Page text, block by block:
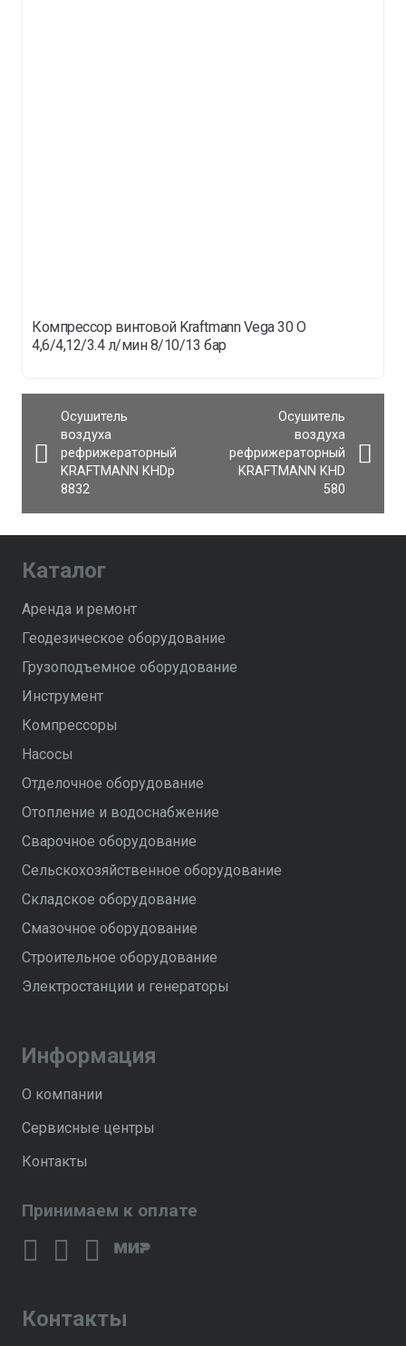
Компрессор винтовой Kraftmann Vega 30 O
4,6/4,12/3.4 л/мин 8/10/13 бар
Осушитель
воздуха
рефрижераторный
KRAFTMANN KHDp
8832
Осушитель
воздуха
рефрижераторный
KRAFTMANN KHD
580
Каталог
Аренда и ремонт
Геодезическое оборудование
Грузоподъемное оборудование
Инструмент
Компрессоры
Насосы
Отделочное оборудование
Отопление и водоснабжение
Сварочное оборудование
Сельскохозяйственное оборудование
Складское оборудование
Смазочное оборудование
Строительное оборудование
Электростанции и генераторы
Информация
О компании
Сервисные центры
Контакты
Принимаем к оплате
Контакты